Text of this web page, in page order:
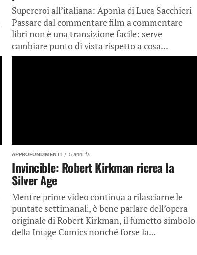
Supereroi all’italiana: Aponìa di Luca Sacchieri
Passare dal commentare film a commentare
libri non è una transizione facile: serve
cambiare punto di vista rispetto a cosa...
APPROFONDIMENTI 5 anni fa
Invincible: Robert Kirkman ricrea la
Silver Age
Mentre prime video continua a rilasciarne le
puntate settimanali, è bene parlare dell’opera
originale di Robert Kirkman, il fumetto simbolo
della Image Comics nonché forse la...